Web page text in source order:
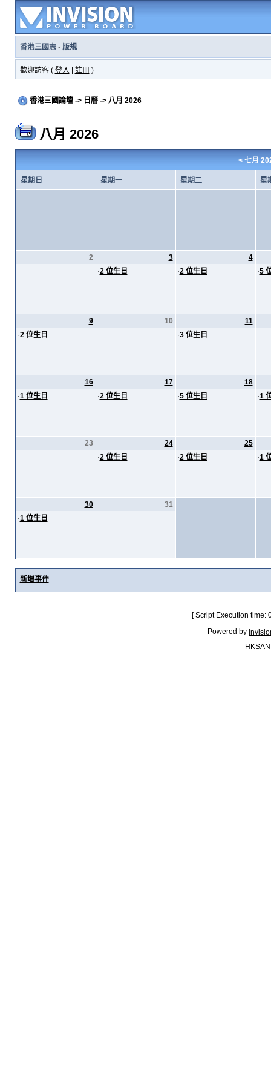
香港三國志· 版規
歡迎訪客 ( 登入 註冊)
香港三國論壇-> 日曆-> 八月 2026
八月 2026
< 七月
星期日 星期一 星期二 星
2
3
·2 位生日
4
·2 位生日 ·5
9
·2 位生日
10
11
·3 位生日
16
·1 位生日
17
·2 位生日
18
·5 位生日 ·1
23
24
·2 位生日
25
·2 位生日 ·1
30
·1 位生日
31
新增事件
[ Script Execution
Powered by